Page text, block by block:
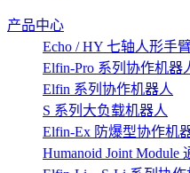
产品中心
Echo / HY 七轴人形手
Elfin-Pro 系列协作机器
Elfin 系列协作机器人
S 系列大负载机器人
Elfin-Ex 防爆型协作机
Humanoid Joint Module